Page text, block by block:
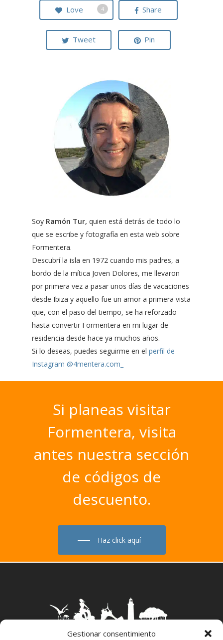
Gestionar consentimiento
Love 4 Share
Tweet Pin
Soy Ramón Tur,quien está detrás de todo lo
que se escribe y fotografía en esta web sobre
Formentera.
Descubrí la isla en 1972 cuando mis padres, a
bordo de la mítica Joven Dolores, me llevaron
por primera vez a pasar unos días de vacaciones
desde Ibiza y aquello fue un amor a primera vista
que, con el paso del tiempo, se ha reforzado
hasta convertir Formentera en mi lugar de
residencia desde hace ya muchos años.
Si lo deseas, puedes seguirme en elperfil de
Instagram @4mentera.com_
Si planeas visitar
Formentera, visita
antes nuestra sección
de códigos de
descuento.
Haz click aquí